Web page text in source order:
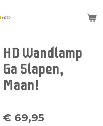
HD Wandlamp
Ga Slapen,
Maan!
€ 69,95